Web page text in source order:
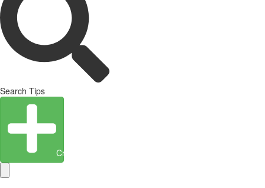
Search Tips
Create Entity